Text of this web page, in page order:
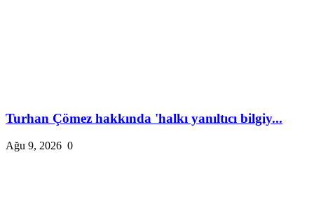
Turhan Çömez hakkında 'halkı yanıltıcı bilgiy...
Ağu 9, 2026 0